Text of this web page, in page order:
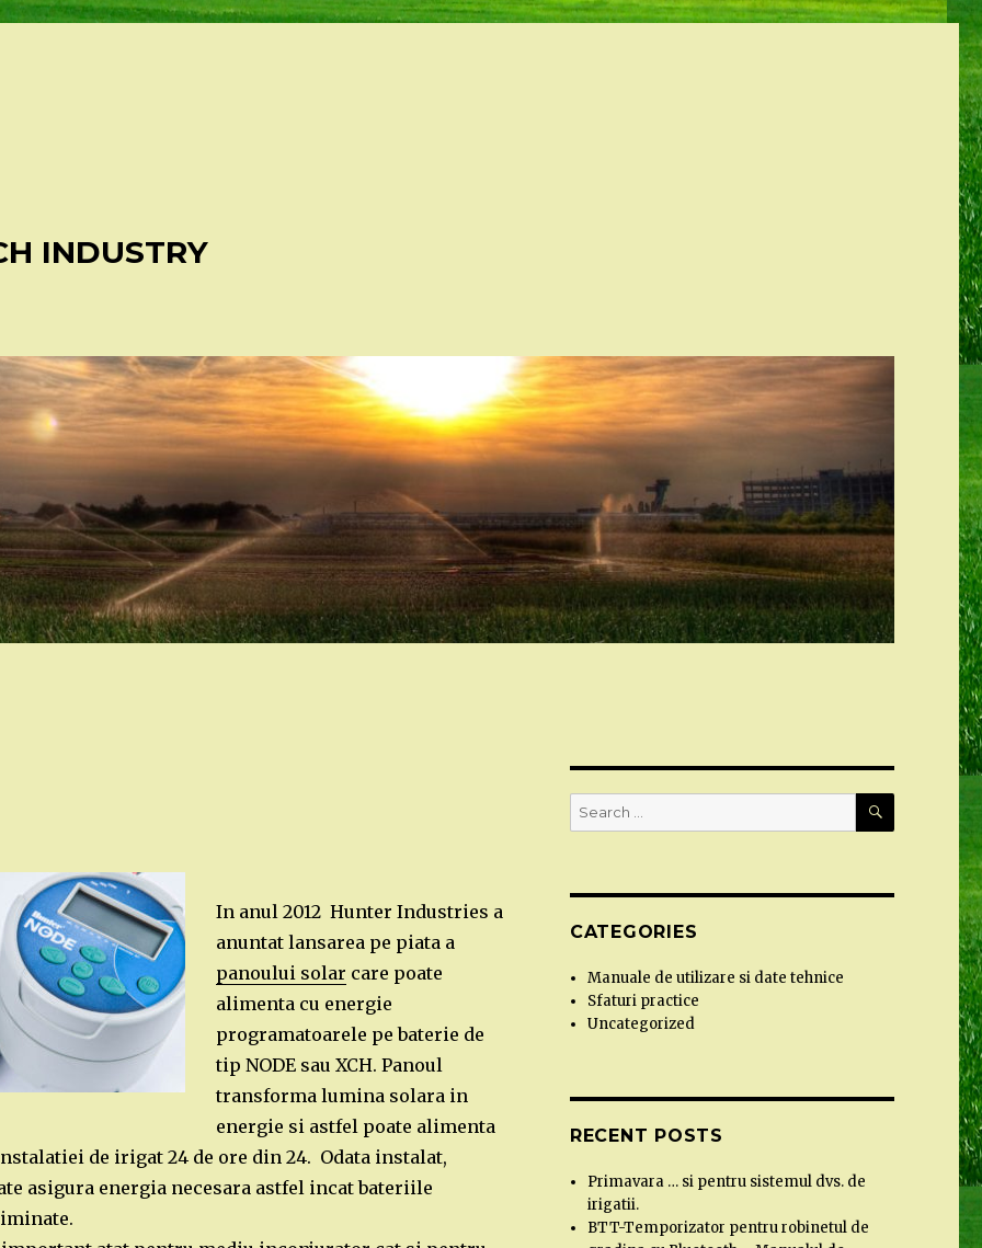
INDUSTRY
In anul 2012 Hunter Industries a
anuntat lansarea pe piata a
panoului solar care poate
alimenta cu energie
programatoarele pe baterie de
tip NODE sau XCH. Panoul
transforma lumina solara in
energie si astfel poate alimenta
de irigat 24 de ore din 24. Odata instalat,
asigura energia necesara astfel incat bateriile
Search
for:
SEARCH
CATEGORIES
Manuale de utilizare si date tehnice
Sfaturi practice
Uncategorized
RECENT POSTS
Primavara … si pentru sistemul dvs. de
irigatii.
BTT-Temporizator pentru robinetul de